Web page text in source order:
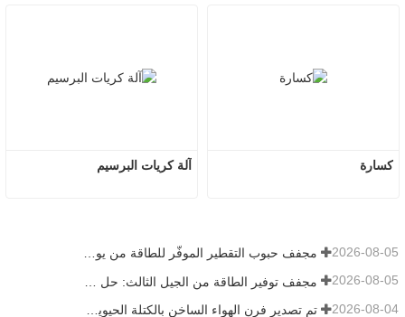
آلة كريات البرسيم كسارة
مجفف حبوب التقطير الموفّر للطاقة من يوتشوان يقدّم حلاً فعّالاً لمعالجة المواد عالية الرطوبة 2026-08-05
2026-08-05
2026-08-04